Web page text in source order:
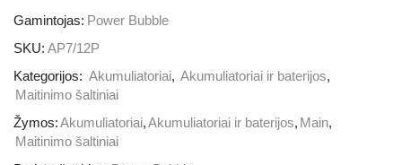
Gamintojas: Power Bubble
SKU: AP7/12P
Kategorijos: Akumuliatoriai, Akumuliatoriai ir baterijos,
Maitinimo šaltiniai
Žymos:Akumuliatoriai,Akumuliatoriai ir baterijos, Main,
Maitinimo šaltiniai